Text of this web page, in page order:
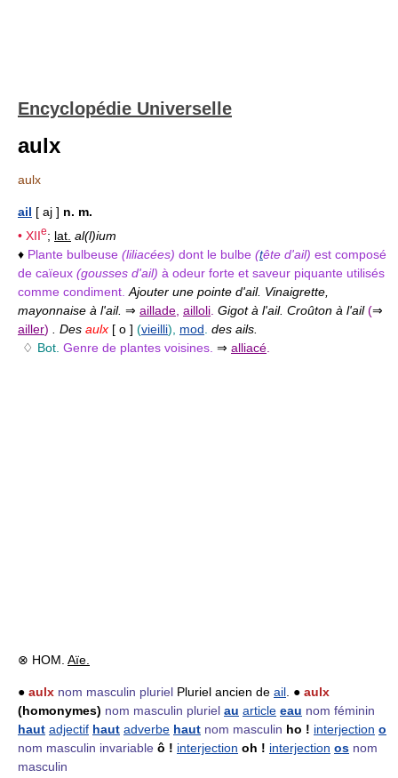
Encyclopédie Universelle
aulx
aulx
ail [ aj ] n. m.
• XIIe; lat. al(l)ium
♦ Plante bulbeuse (liliacées) dont le bulbe (tête d'ail) est composé
de caïeux (gousses d'ail) à odeur forte et saveur piquante utilisés
comme condiment. Ajouter une pointe d'ail. Vinaigrette,
mayonnaise à l'ail. ⇒ aillade ailloli Gigot à l'ail. Croûton à l'ail(⇒
ailler) . Des aulx [ o ] (vieilli), mod des ails.
♢ Bot. Genre de plantes voisines. ⇒ alliacé
⊗ HOM. Aïe.
● aulx nom masculin pluriel Pluriel ancien de ail . ● aulx
(homonymes) nom masculin pluriel au article eau nom féminin
haut adjectif haut adverbe haut nom masculin ho ! interjection o
nom masculin invariable ô ! interjection oh ! interjection os nom
masculin